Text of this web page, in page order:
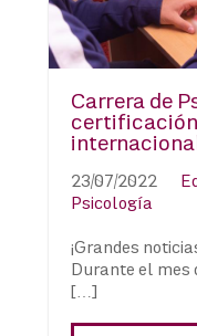
Carrera de
23/07/2022
Psicología
¡Grandes
Durante el mes
[…]